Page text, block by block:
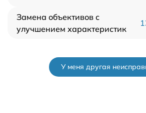
Замена объективов с
улучшением характеристик
У меня другая